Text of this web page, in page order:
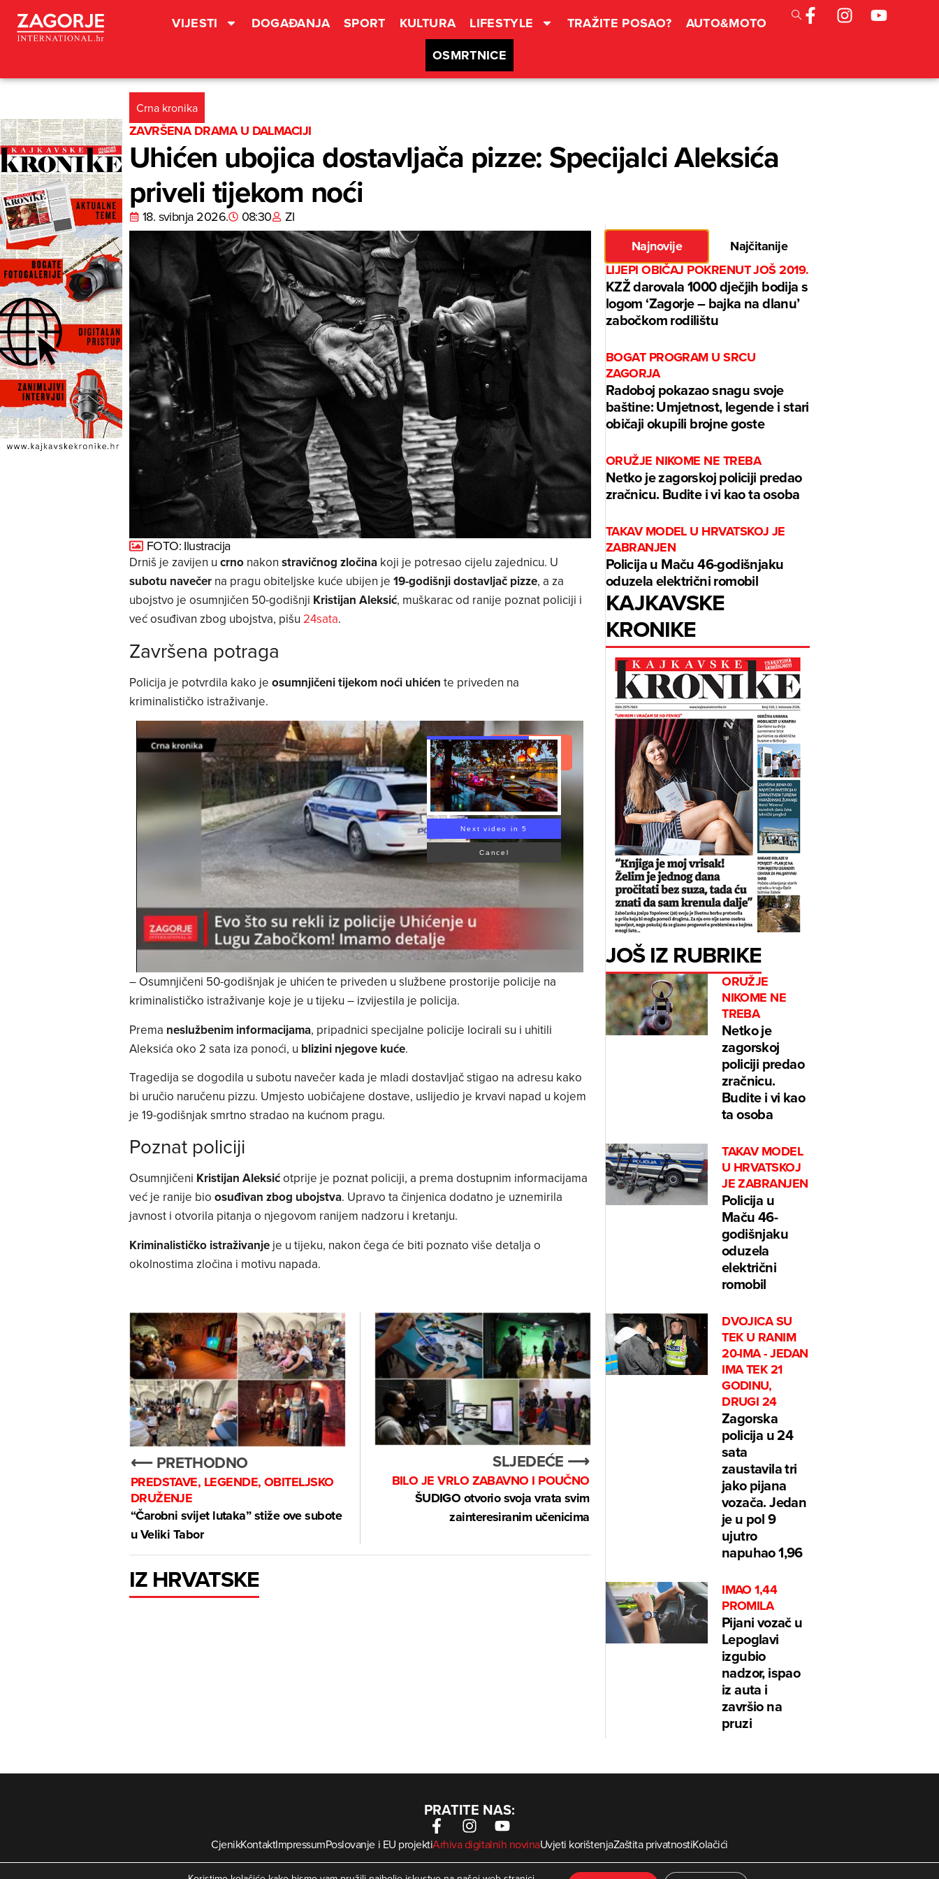
VIJESTI DOGAĐANJA SPORT KULTURA LIFESTYLE TRAŽITE POSAO?
AUTO&MOTO
OSMRTNICE
Crna kronika
ZAVRŠENA DRAMA U DALMACIJI
Uhićen ubojica dostavljača pizze: Specijalci Aleksića
priveli tijekom noći
18. svibnja 2026. 08:30 ZI
FOTO: Ilustracija
Drniš je zavijen u crnonakon stravičnog zločinakoji je potresao cijelu zajednicu. U
subotu navečerna pragu obiteljske kuće ubijen je 19-godišnji dostavljač pizze, a za
ubojstvo je osumnjičen 50-godišnji Kristijan Aleksić, muškarac od ranije poznat policiji i
već osuđivan zbog ubojstva, pišu 24sata.
Završena potraga
Policija je potvrdila kako je osumnjičeni tijekom noći uhićen te priveden na
kriminalističko istraživanje.
Read Article
Next video in 4
Cancel
– Osumnjičeni 50-godišnjak je uhićen te priveden u službene prostorije policije na
kriminalističko istraživanje koje je u tijeku – izvijestila je policija.
Prema neslužbenim informacijama, pripadnici specijalne policije locirali su i uhitili
Aleksića oko 2 sata iza ponoći, u blizini njegove kuće.
Tragedija se dogodila u subotu navečer kada je mladi dostavljač stigao na adresu kako
bi uručio naručenu pizzu. Umjesto uobičajene dostave, uslijedio je krvavi napad u kojem
je 19-godišnjak smrtno stradao na kućnom pragu.
Poznat policiji
Osumnjičeni Kristijan Aleksićotprije je poznat policiji, a prema dostupnim informacijama
već je ranije bio osuđivan zbog ubojstva. Upravo ta činjenica dodatno je uznemirila
javnost i otvorila pitanja o njegovom ranijem nadzoru i kretanju.
Kriminalističko istraživanjeje u tijeku, nakon čega će biti poznato više detalja o
okolnostima zločina i motivu napada.
⟵ PRETHODNO
PREDSTAVE, LEGENDE, OBITELJSKO
DRUŽENJE
“Čarobni svijet lutaka” stiže ove subote
u Veliki Tabor
SLJEDEĆE ⟶
BILO JE VRLO ZABAVNO I POUČNO
ŠUDIGO otvorio svoja vrata svim
zainteresiranim učenicima
IZ HRVATSKE
Najnovije
Najčitanije
LIJEPI OBIČAJ POKRENUT JOŠ 2019.
KZŽ darovala 1000 dječjih bodija s
logom ‘Zagorje – bajka na dlanu’
zabočkom rodilištu
BOGAT PROGRAM U SRCU
ZAGORJA
Radoboj pokazao snagu svoje
baštine: Umjetnost, legende i stari
običaji okupili brojne goste
ORUŽJE NIKOME NE TREBA
Netko je zagorskoj policiji predao
zračnicu. Budite i vi kao ta osoba
TAKAV MODEL U HRVATSKOJ JE
ZABRANJEN
Policija u Maču 46-godišnjaku
oduzela električni romobil
KAJKAVSKE
KRONIKE
JOŠ IZ RUBRIKE
ORUŽJE
NIKOME NE
TREBA
Netko je
zagorskoj
policiji predao
zračnicu.
Budite i vi kao
ta osoba
TAKAV MODEL
U HRVATSKOJ
JE ZABRANJEN
Policija u
Maču 46-
godišnjaku
oduzela
električni
romobil
DVOJICA SU
TEK U RANIM
20-IMA - JEDAN
IMA TEK 21
GODINU,
DRUGI 24
Zagorska
policija u 24
sata
zaustavila tri
jako pijana
vozača. Jedan
je u pol 9
ujutro
napuhao 1,96
IMAO 1,44
PROMILA
Pijani vozač u
Lepoglavi
izgubio
nadzor, ispao
iz auta i
završio na
pruzi
PRATITE NAS:
CjenikKontaktImpressumPoslovanje i EU projektiArhiva digitalnih novinaUvjeti korištenjaZaštita privatnostiKolačići
© Zagorje International – Sva prava pridržana | Developed bykrMedia